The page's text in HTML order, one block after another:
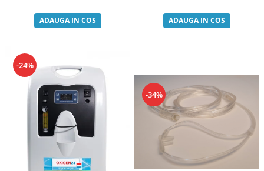
ADAUGA IN COS ADAUGA IN COS
-24%
-34%